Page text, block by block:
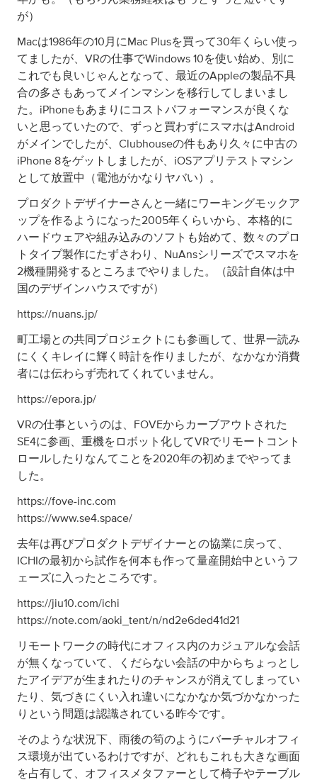
が）
Macは1986年の10月にMac Plusを買って30年くらい使っ
てましたが、VRの仕事でWindows 10を使い始め、別に
これでも良いじゃんとなって、最近のAppleの製品不具
合の多さもあってメインマシンを移行してしまいまし
た。iPhoneもあまりにコストパフォーマンスが良くな
いと思っていたので、ずっと買わずにスマホはAndroid
がメインでしたが、Clubhouseの件もあり久々に中古の
iPhone 8をゲットしましたが、iOSアプリテストマシン
として放置中（電池がかなりヤバい）。
プロダクトデザイナーさんと一緒にワーキングモックア
ップを作るようになった2005年くらいから、本格的に
ハードウェアや組み込みのソフトも始めて、数々のプロ
トタイプ製作にたずさわり、NuAnsシリーズでスマホを
2機種開発するところまでやりました。（設計自体は中
国のデザインハウスですが）
https://nuans.jp/
町工場との共同プロジェクトにも参画して、世界一読み
にくくキレイに輝く時計を作りましたが、なかなか消費
者には伝わらず売れてくれていません。
https://epora.jp/
VRの仕事というのは、FOVEからカーブアウトされた
SE4に参画、重機をロボット化してVRでリモートコント
ロールしたりなんてことを2020年の初めまでやってま
した。
https://fove-inc.com
https://www.se4.space/
去年は再びプロダクトデザイナーとの協業に戻って、
ICHIの最初から試作を何本も作って量産開始中というフ
ェーズに入ったところです。
https://jiu10.com/ichi
https://note.com/aoki_tent/n/nd2e6ded41d21
リモートワークの時代にオフィス内のカジュアルな会話
が無くなっていて、くだらない会話の中からちょっとし
たアイデアが生まれたりのチャンスが消えてしまってい
たり、気づきにくい入れ違いになかなか気づかなかった
りという問題は認識されている昨今です。
そのような状況下、雨後の筍のようにバーチャルオフィ
ス環境が出ているわけですが、どれもこれも大きな画面
を占有して、オフィスメタファーとして椅子やテーブル